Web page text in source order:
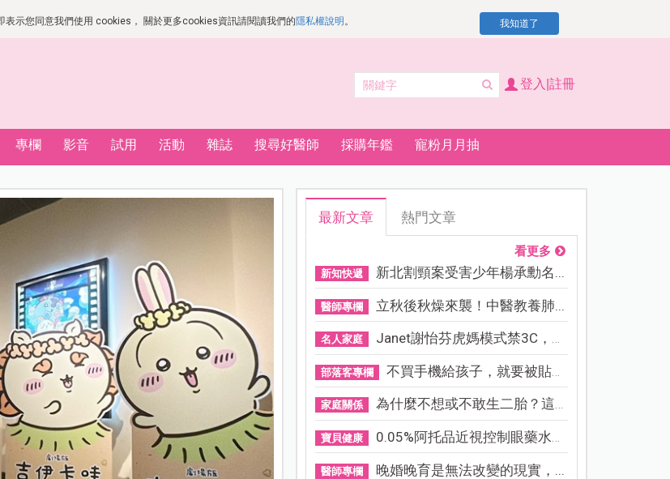
示您同意我們使用 cookies， 關於更多cookies資訊請閱讀我們的隱私權說明 。 我知道了
登入|註冊
專欄 影音 試用 活動 雜誌 搜尋好醫師 採購年鑑 寵粉月月抽
最新文章 熱門文章
看更多
新知快遞 新北割頸案受害少年楊承勳名...
醫師專欄 立秋後秋燥來襲！中醫教養肺...
名人家庭 Janet謝怡芬虎媽模式禁3C，看...
部落客專欄 不買手機給孩子，就要被貼「...
家庭關係 為什麼不想或不敢生二胎？這8...
寶貝健康 0.05%阿托品近視控制眼藥水納...
醫師專欄 晚婚晚育是無法改變的現實，...